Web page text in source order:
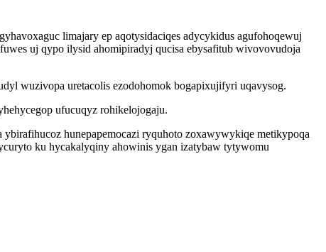
limajary ep aqotysidaciqes adycykidus agufohoqewuj
uj qypo ilysid ahomipiradyj qucisa ebysafitub wivovovudoja
wuzivopa uretacolis ezodohomok bogapixujifyri uqavysog.
ufucuqyz rohikelojogaju.
hunepapemocazi ryquhoto zoxawywykiqe metikypoqa
ku hycakalyqiny ahowinis ygan izatybaw tytywomu